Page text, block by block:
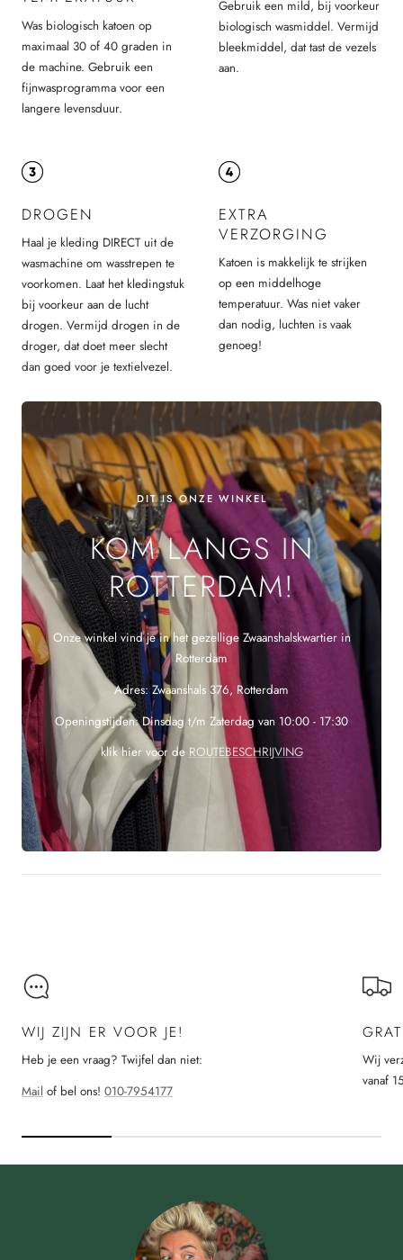
Was biologisch katoen op
maximaal 30 of 40 graden in
de machine. Gebruik een
fijnwasprogramma voor een
langere levensduur.
Gebruik een mild, bij voorkeur
biologisch wasmiddel. Vermijd
bleekmiddel, dat tast de vezels
aan.
DROGEN
Haal je kleding DIRECT uit de
wasmachine om wasstrepen te
voorkomen. Laat het kledingstuk
bij voorkeur aan de lucht
drogen. Vermijd drogen in de
droger, dat doet meer slecht
dan goed voor je textielvezel.
EXTRA
VERZORGING
Katoen is makkelijk te strijken
op een middelhoge
temperatuur. Was niet vaker
dan nodig, luchten is vaak
genoeg!
DIT IS ONZE WINKEL
KOM LANGS IN
ROTTERDAM!
Onze winkel vind je in het gezellige Zwaanshalskwartier in
Rotterdam
Adres: Zwaanshals 376, Rotterdam
Openingstijden: Dinsdag t/m Zaterdag van 10:00 - 17:30
klik hier voor de ROUTEBESCHRIJVING
WIJ ZIJN ER VOOR JE!
Heb je een vraag? Twijfel dan niet:
Mail of bel ons! 010-7954177
Wij
vanaf